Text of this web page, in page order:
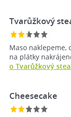
Tvarůžkový
Maso naklepeme,
na plátky
o Tvarůžkový
Cheesecake